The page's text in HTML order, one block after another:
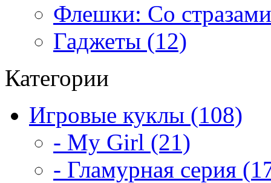
Флешки: Со
Гаджеты (12)
Категории
Игровые куклы (108)
- My Girl (21)
- Гламурная серия